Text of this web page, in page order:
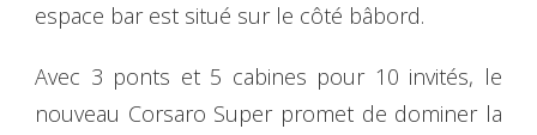
espace bar est situé sur le côté bâbord.
Avec 3 ponts et 5 cabines pour 10 invités, le
nouveau Corsaro Super promet de dominer la